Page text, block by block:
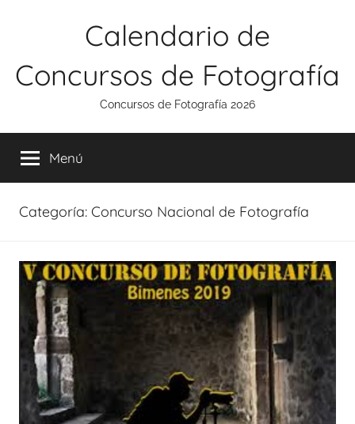
Calendario de
Concursos de Fotografía
Concursos de Fotografía 2026
Menú
Categoría: Concurso Nacional de Fotografía